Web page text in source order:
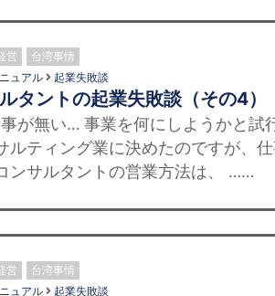
営 台湾事情
ュアル 起業失敗談
タントの起業失敗談（その4）
無い… 事業を何にしようかと試
ルティング業に決めたのですが、
ンサルタントの営業方法は、 ……
営 台湾事情
ュアル 起業失敗談